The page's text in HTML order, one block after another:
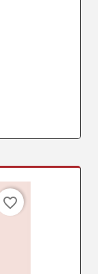
favorite_border